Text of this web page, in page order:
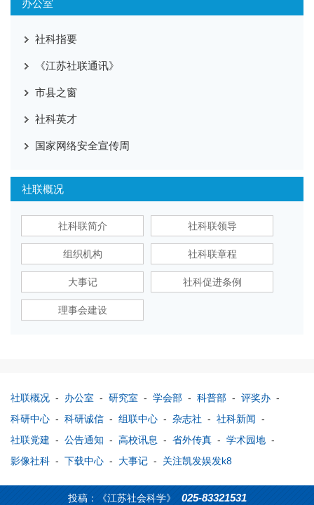
办公室
社科指要
《江苏社联通讯》
市县之窗
社科英才
国家网络安全宣传周
社联概况
社科联简介 社科联领导
组织机构 社科联章程
大事记 社科促进条例
理事会建设
社联概况 - 办公室 - 研究室 - 学会部 - 科普部 - 评奖办 -
科研中心 - 科研诚信 - 组联中心 - 杂志社 - 社科新闻 -
社联党建 - 公告通知 - 高校讯息 - 省外传真 - 学术园地 -
影像社科 - 下载中心 - 大事记 - 关注凯发娱发k8
投稿：《江苏社会科学》 025-83321531